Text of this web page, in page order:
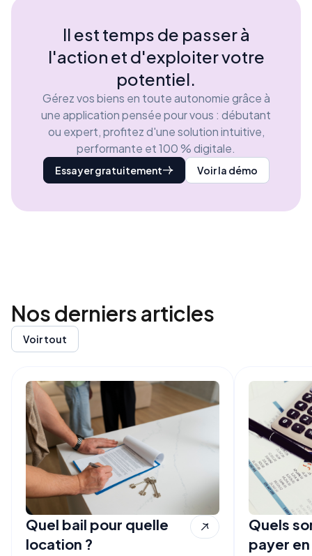
Il est temps de passer à
l'action et d'exploiter votre
potentiel.
Gérez vos biens en toute autonomie grâce à
une application pensée pour vous : débutant
ou expert, profitez d'une solution intuitive,
performante et 100 % digitale.
Essayer gratuitement Voir la démo
Nos derniersarticles
Voir tout
Quel bail pour quelle
location ?
Quels
payer en